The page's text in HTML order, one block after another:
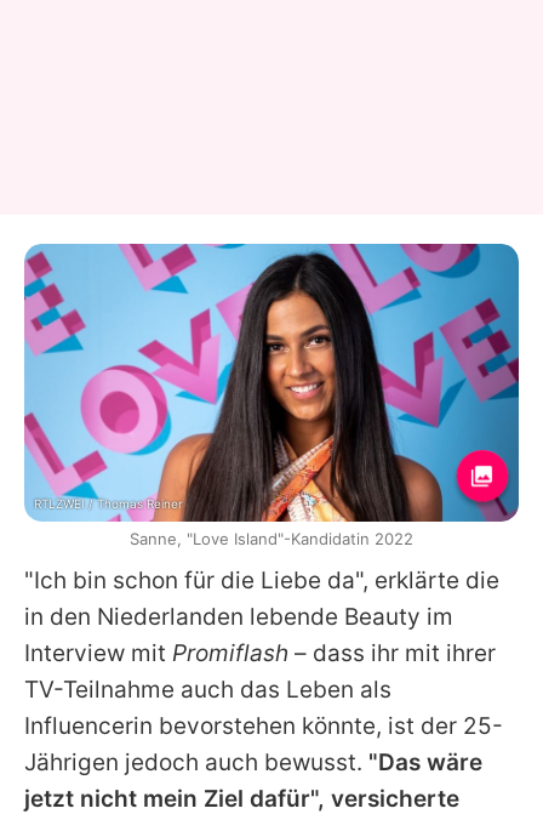
"Ich bin schon für die Liebe da", erklärte die
in den Niederlanden lebende Beauty im
Interview mit Promiflash – dass ihr mit ihrer
TV-Teilnahme auch das Leben als
Influencerin bevorstehen könnte, ist der 25-
Jährigen jedoch auch bewusst. "Das wäre
jetzt nicht mein Ziel dafür", versicherte
RTLZWEI / Thomas Reiner
Sanne, "Love Island"-Kandidatin 2022